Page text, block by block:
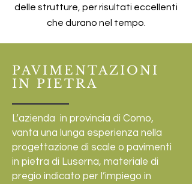
delle strutture, per risultati eccellenti
che durano nel tempo.
PAVIMENTAZIONI
IN PIETRA
L’azienda in provincia di Como,
vanta una lunga esperienza nella
progettazione di scale o pavimenti
in pietra di Luserna, materiale di
pregio indicato per l’impiego in